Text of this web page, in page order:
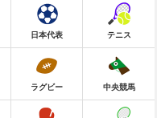
日本代表 テニス
ラグビー 中央競馬